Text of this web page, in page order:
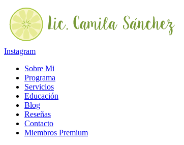
contenido
Instagram
Sobre Mi
Programa
Servicios
Educación
Blog
Reseñas
Contacto
Miembros Premium